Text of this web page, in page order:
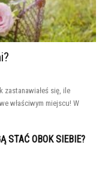
się, ile
właściwym miejscu! W
STAĆ OBOK SIEBIE?